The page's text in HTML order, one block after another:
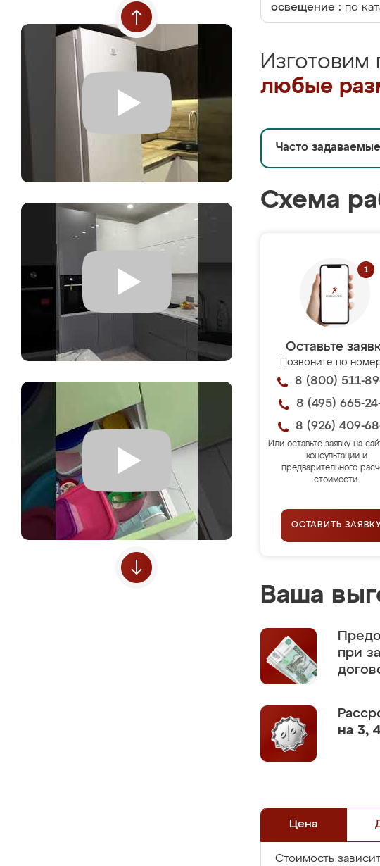
освещение : по
Изготовим
любые
Часто
Схема
Оставьте
Позвоните по
8 (800) 511-
8 (495) 665-
8 (926) 409-
Или оставьте заявку на
консультации и
предварительного
стоимости.
ОСТАВИТЬ ЗАЯВКУ
Ваша
при
на 3,
Цена
Стоимость